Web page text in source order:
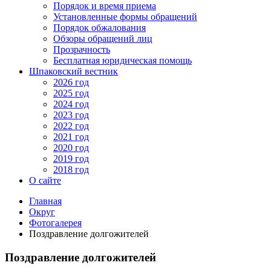
Порядок и время приема
Установленные формы обращений
Порядок обжалования
Обзоры обращений лиц
Прозрачность
Бесплатная юридическая помощь
Шпаковский вестник
2026 год
2025 год
2024 год
2023 год
2022 год
2021 год
2020 год
2019 год
2018 год
О сайте
Главная
Округ
Фотогалерея
Поздравление долгожителей
Поздравление долгожителей